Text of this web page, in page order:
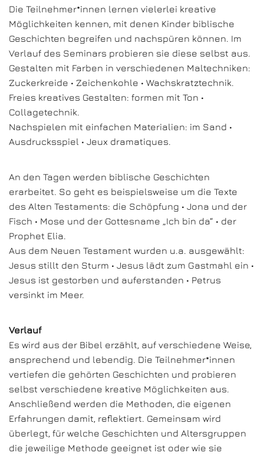
Die Teilnehmer*innen lernen vielerlei kreative
Möglichkeiten kennen, mit denen Kinder biblische
Geschichten begreifen und nachspüren können. Im
Verlauf des Seminars probieren sie diese selbst aus.
Gestalten mit Farben in verschiedenen Maltechniken:
Zuckerkreide • Zeichenkohle • Wachskratztechnik.
Freies kreatives Gestalten: formen mit Ton •
Collagetechnik.
Nachspielen mit einfachen Materialien: im Sand •
Ausdrucksspiel • Jeux dramatiques.
An den Tagen werden biblische Geschichten
erarbeitet. So geht es beispielsweise um die Texte
des Alten Testaments: die Schöpfung • Jona und der
Fisch • Mose und der Gottesname „Ich bin da“ • der
Prophet Elia.
Aus dem Neuen Testament wurden u.a. ausgewählt:
Jesus stillt den Sturm • Jesus lädt zum Gastmahl ein •
Jesus ist gestorben und auferstanden • Petrus
versinkt im Meer.
Verlauf
Es wird aus der Bibel erzählt, auf verschiedene Weise,
ansprechend und lebendig. Die Teilnehmer*innen
vertiefen die gehörten Geschichten und probieren
selbst verschiedene kreative Möglichkeiten aus.
Anschließend werden die Methoden, die eigenen
Erfahrungen damit, reflektiert. Gemeinsam wird
überlegt, für welche Geschichten und Altersgruppen
die jeweilige Methode geeignet ist oder wie sie